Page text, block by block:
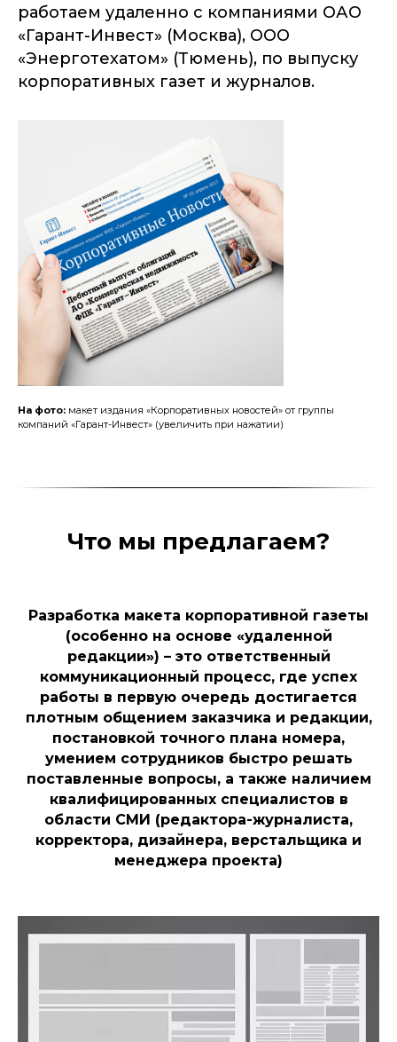
работаем удаленно с компаниями ОАО
«Гарант-Инвест» (Москва), ООО
«Энерготехатом» (Тюмень), по выпуску
корпоративных газет и журналов.
На фото: макет издания «Корпоративных новостей» от группы
компаний «Гарант-Инвест» (увеличить при нажатии)
Что мы предлагаем?
Разработка макета корпоративной газеты
(особенно на основе «удаленной
редакции») – это ответственный
коммуникационный процесс, где успех
работы в первую очередь достигается
плотным общением заказчика и редакции,
постановкой точного плана номера,
умением сотрудников быстро решать
поставленные вопросы, а также наличием
квалифицированных специалистов в
области СМИ (редактора-журналиста,
корректора, дизайнера, верстальщика и
менеджера проекта)